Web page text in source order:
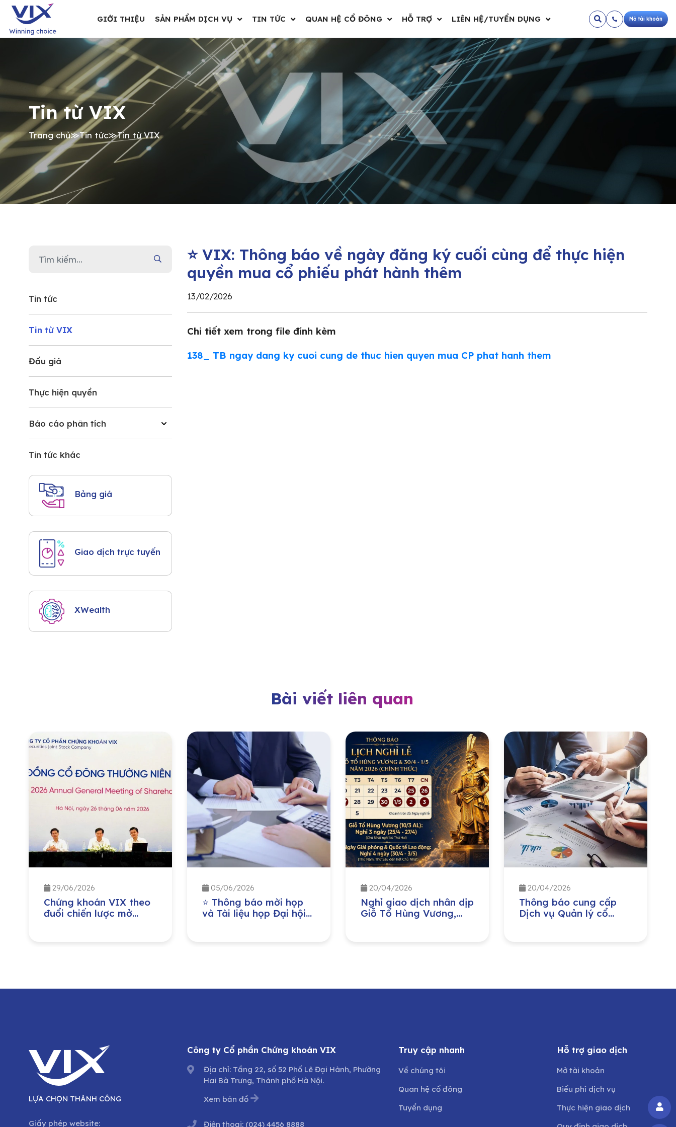
GIỚI THIỆU SẢN PHẨM DỊCH VỤ TIN TỨC QUAN HỆ CỔ ĐÔNG HỖ TRỢ LIÊN HỆ/TUYỂN DỤNG Mở tài khoản
Tin từ VIX
Trang chủ≫Tin tức≫Tin từ VIX
Tin tức
Tin từ VIX
Đấu giá
Thực hiện quyền
Báo cáo phân tích
Tin tức khác
Bảng giá
Giao dịch trực tuyến
XWealth
⭐ VIX: Thông báo về ngày đăng ký cuối cùng để thực hiện
quyền mua cổ phiếu phát hành thêm
13/02/2026
Chi tiết xem trong file đính kèm
138_ TB ngay dang ky cuoi cung de thuc hien quyen mua CP phat hanh them
Bài viết liên quan
29/06/2026
Chứng khoán VIX theo
đuổi chiến lược mở
05/06/2026
⭐ Thông báo mời họp
và Tài liệu họp Đại hội
20/04/2026
Nghỉ giao dịch nhân dịp
Giỗ Tổ Hùng Vương,
20/04/2026
Thông báo cung cấp
Dịch vụ Quản lý cổ
LỰA CHỌN THÀNH CÔNG
Giấy phép website:
Công ty Cổ phần Chứng khoán VIX
Địa chỉ: Tầng 22, số 52 Phố Lê Đại Hành, Phường
Hai Bà Trưng, Thành phố Hà Nội.
Xem bản đồ
Điện thoại: (024) 4456 8888
Truy cập nhanh
Về chúng tôi
Quan hệ cổ đông
Tuyển dụng
Hỗ trợ giao dịch
Mở tài khoản
Biểu phí dịch vụ
Thực hiện giao dịch